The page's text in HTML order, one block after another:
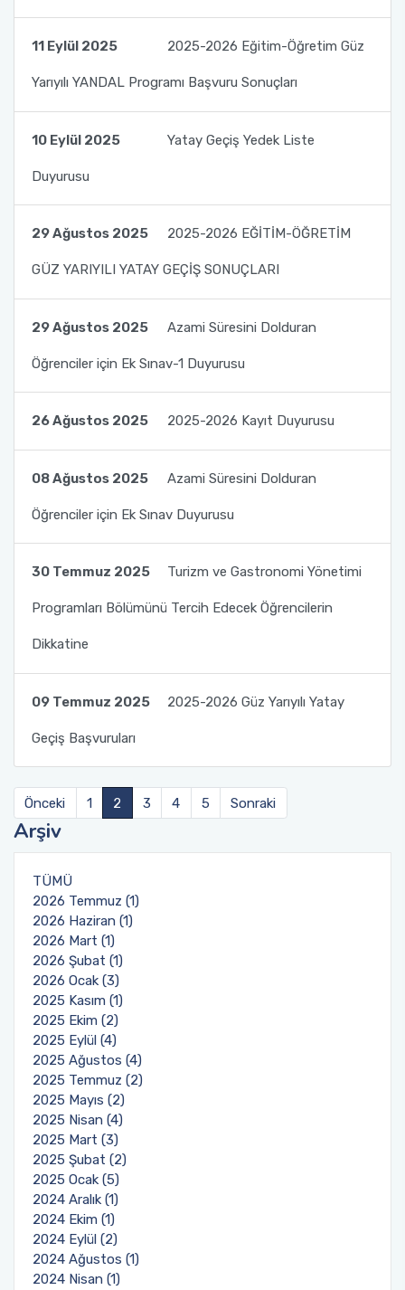
11 Eylül 2025 2025-2026 Eğitim-Öğretim Güz
Yarıyılı YANDAL Programı Başvuru Sonuçları
10 Eylül 2025 Yatay Geçiş Yedek Liste
Duyurusu
29 Ağustos 2025 2025-2026 EĞİTİM-ÖĞRETİM
GÜZ YARIYILI YATAY GEÇİŞ SONUÇLARI
29 Ağustos 2025 Azami Süresini Dolduran
Öğrenciler için Ek Sınav-1 Duyurusu
26 Ağustos 2025 2025-2026 Kayıt Duyurusu
08 Ağustos 2025 Azami Süresini Dolduran
Öğrenciler için Ek Sınav Duyurusu
30 Temmuz 2025 Turizm ve Gastronomi Yönetimi
Programları Bölümünü Tercih Edecek Öğrencilerin
Dikkatine
09 Temmuz 2025 2025-2026 Güz Yarıyılı Yatay
Geçiş Başvuruları
Önceki 1 2 3 4 5 Sonraki
Arşiv
TÜMÜ
2026 Temmuz (1)
2026 Haziran (1)
2026 Mart (1)
2026 Şubat (1)
2026 Ocak (3)
2025 Kasım (1)
2025 Ekim (2)
2025 Eylül (4)
2025 Ağustos (4)
2025 Temmuz (2)
2025 Mayıs (2)
2025 Nisan (4)
2025 Mart (3)
2025 Şubat (2)
2025 Ocak (5)
2024 Aralık (1)
2024 Ekim (1)
2024 Eylül (2)
2024 Ağustos (1)
2024 Nisan (1)
Stratejik Plan
Organizasyon Şeması
Komite ve Ekipler
Yatay Geçiş
Mezunlarımız
ÇAP - Yandal
Diğer Fırsatlar